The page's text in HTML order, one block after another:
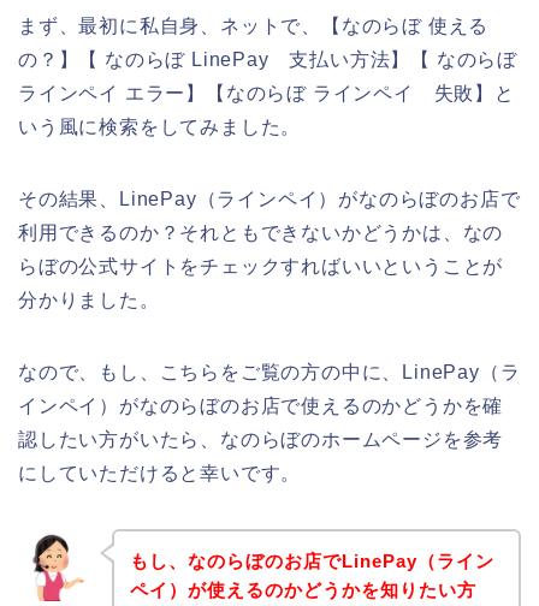
まず、最初に私自身、ネットで、【なのらぼ 使える
の？】【 なのらぼ LinePay 支払い方法】【 なのらぼ
ラインペイ エラー】【なのらぼ ラインペイ 失敗】と
いう風に検索をしてみました。
その結果、LinePay（ラインペイ）がなのらぼのお店で
利用できるのか？それともできないかどうかは、なの
らぼの公式サイトをチェックすればいいということが
分かりました。
なので、もし、こちらをご覧の方の中に、LinePay（ラ
インペイ）がなのらぼのお店で使えるのかどうかを確
認したい方がいたら、なのらぼのホームページを参考
にしていただけると幸いです。
もし、なのらぼのお店でLinePay（ライン
ペイ）が使えるのかどうかを知りたい方